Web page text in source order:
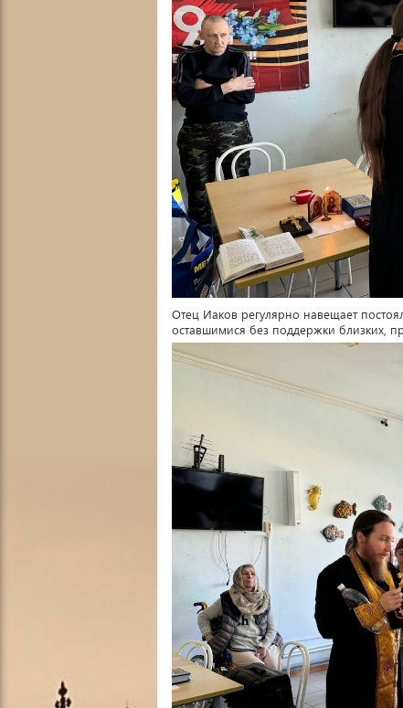
Отец Иаков регулярно навещает
оставшимися без поддержки близких,